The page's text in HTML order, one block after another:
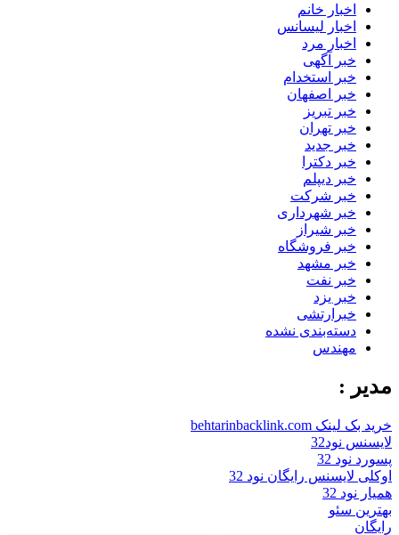
اخبار خانم
اخبار لیسانس
اخبار مرد
خبر آگهی
خبر استخدام
خبر اصفهان
خبر تبریز
خبر تهران
خبر جدید
خبر دکترا
خبر دیپلم
خبر شرکت
خبر شهرداری
خبر شیراز
خبر فروشگاه
خبر مشهد
خبر نفت
خبر یزد
خبرارتشی
دسته‌بندی نشده
مهندس
مدیر :
خرید بک لینک behtarinbacklink.com
لایسنس نود32
پسورد نود 32
اوکلی لایسنس رایگان نود 32
همیار نود 32
بهترین سئو
رایگان